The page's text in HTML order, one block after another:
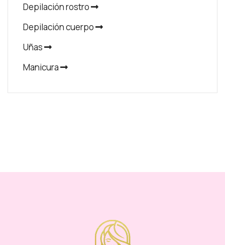
Depilación rostro
Depilación cuerpo
Uñas
Manicura